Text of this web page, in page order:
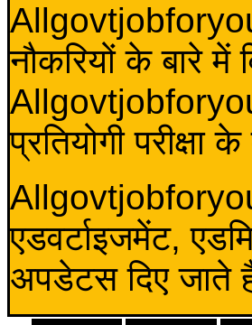
नौकरियों के बारे में
प्रतियोगी
एडवर्टाइजमेंट,
अपडेटस दिए जाते